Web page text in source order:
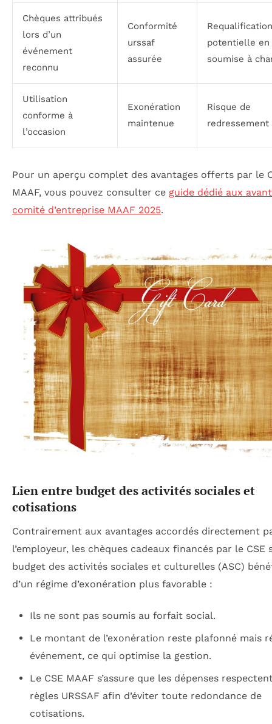
Chèques attribués
lors d’un
événement
reconnu
Conformité
urssaf
assurée
Requalification
potentielle en
soumise à
Utilisation
conforme à
l’occasion
Exonération
maintenue
Risque de
redressement
Pour un aperçu complet des avantages offerts par le
MAAF, vous pouvez consulter ce guide dédié aux
comité d’entreprise MAAF 2025.
Lien entre budget des activités sociales et
cotisations
Contrairement aux avantages accordés directement
l’employeur, les chèques cadeaux financés par le CSE
budget des activités sociales et culturelles (ASC)
d’un régime d’exonération plus favorable :
Ils ne sont pas soumis au forfait social.
Le montant de l’exonération reste plafonné mais
événement, ce qui optimise la gestion.
Le CSE MAAF s’assure que les dépenses
règles URSSAF afin d’éviter toute redondance de
cotisations.